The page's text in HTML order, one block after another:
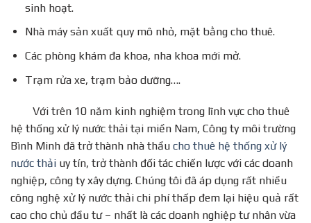
sinh hoạt.
Nhà máy sản xuất quy mô nhỏ, mặt bằng cho thuê.
Các phòng khám đa khoa, nha khoa mới mở.
Trạm rửa xe, trạm bảo dưỡng….
Với trên 10 năm kinh nghiệm trong lĩnh vực cho thuê
hệ thống xử lý nước thải tại miền Nam, Công ty môi trường
Bình Minh đã trở thành nhà thầu cho thuê hệ thống xử lý
nước thải uy tín, trở thành đối tác chiến lược với các doanh
nghiệp, công ty xây dựng. Chúng tôi đã áp dụng rất nhiều
công nghệ xử lý nước thải chi phí thấp đem lại hiệu quả rất
cao cho chủ đầu tư – nhất là các doanh nghiệp tư nhân vừa